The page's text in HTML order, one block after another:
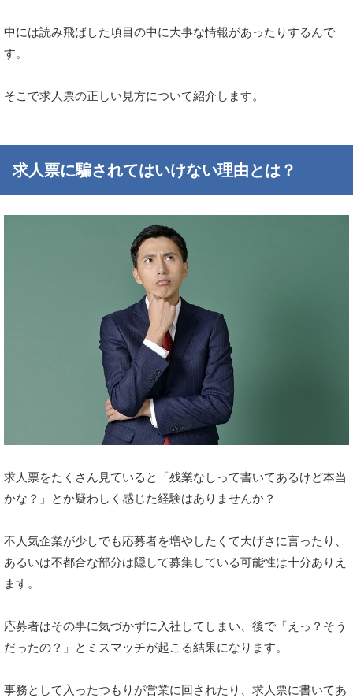
中には読み飛ばした項目の中に大事な情報があったりするんで
す。
そこで求人票の正しい見方について紹介します。
求人票に騙されてはいけない理由とは？
求人票をたくさん見ていると「残業なしって書いてあるけど本当
かな？」とか疑わしく感じた経験はありませんか？
不人気企業が少しでも応募者を増やしたくて大げさに言ったり、
あるいは不都合な部分は隠して募集している可能性は十分ありえ
ます。
応募者はその事に気づかずに入社してしまい、後で「えっ？そう
だったの？」とミスマッチが起こる結果になります。
事務として入ったつもりが営業に回されたり、求人票に書いてあ